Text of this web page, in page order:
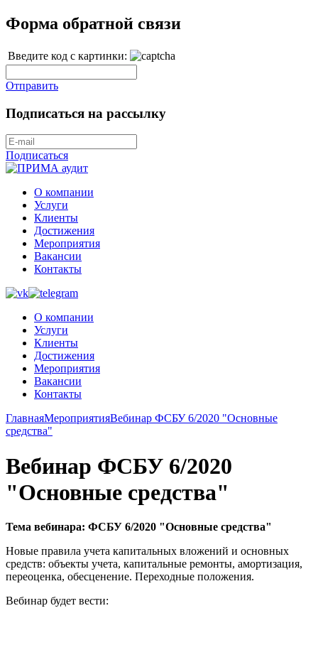
Форма обратной связи
Введите код с картинки:
Отправить
Подписаться на рассылку
Подписаться
О компании
Услуги
Клиенты
Достижения
Мероприятия
Вакансии
Контакты
О компании
Услуги
Клиенты
Достижения
Мероприятия
Вакансии
Контакты
ГлавнаяМероприятияВебинар ФСБУ 6/2020 "Основные
средства"
Вебинар ФСБУ 6/2020
"Основные средства"
Тема вебинара: ФСБУ 6/2020 "Основные средства"
Новые правила учета капитальных вложений и основных
средств: объекты учета, капитальные ремонты, амортизация,
переоценка, обесценение. Переходные положения.
Вебинар будет вести: